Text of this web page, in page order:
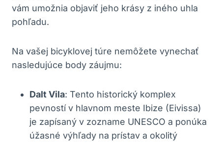
vám umožnia objaviť jeho krásy z iného uhla
pohľadu.
Na vašej bicyklovej túre nemôžete vynechať
nasledujúce body záujmu:
Dalt Vila: Tento historický komplex
pevností v hlavnom meste Ibize (Eivissa)
je zapísaný v zozname UNESCO a ponúka
úžasné výhľady na prístav a okolitý